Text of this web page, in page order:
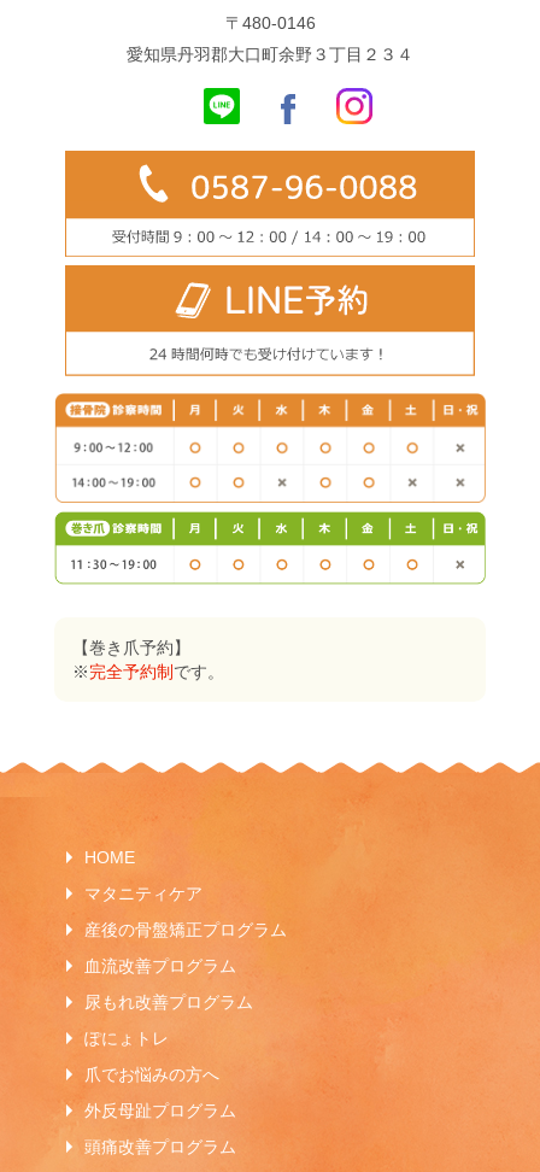
〒480-0146
愛知県丹羽郡大口町余野３丁目２３４
【巻き爪予約】
※完全予約制 です。
HOME
マタニティケア
産後の骨盤矯正プログラム
血流改善プログラム
尿もれ改善プログラム
ぽにょトレ
爪でお悩みの方へ
外反母趾プログラム
頭痛改善プログラム